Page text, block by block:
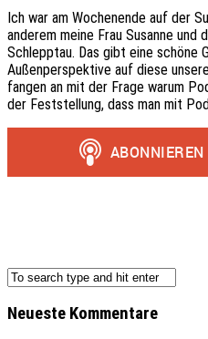
Ich war am Wochenende auf der
anderem meine Frau Susanne und
Schlepptau. Das gibt eine schöne
Außenperspektive auf diese
fangen an mit der Frage warum
der Feststellung, dass man mit
Neueste Kommentare